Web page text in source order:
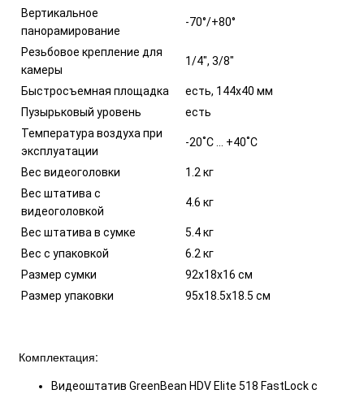
Вертикальное
панорамирование
-70°/+80°
Резьбовое крепление для
камеры
1/4", 3/8"
Быстросъемная площадка
есть, 144х40 мм
Пузырьковый уровень
есть
Температура воздуха при
эксплуатации
-20˚С … +40˚С
Вес видеоголовки
1.2 кг
Вес штатива с
видеоголовкой
4.6 кг
Вес штатива в сумке
5.4 кг
Вес с упаковкой
6.2 кг
Размер сумки
92х18х16 см
Размер упаковки
95х18.5х18.5 см
Комплектация:
Видеоштатив GreenBean HDV Elite 518 FastLock с